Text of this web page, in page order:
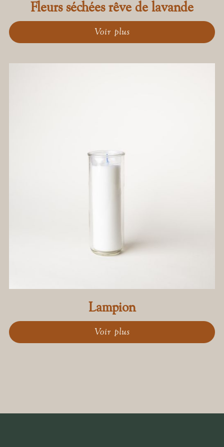
Fleurs séchées rêve de lavande
Voir plus
Lampion
Voir plus